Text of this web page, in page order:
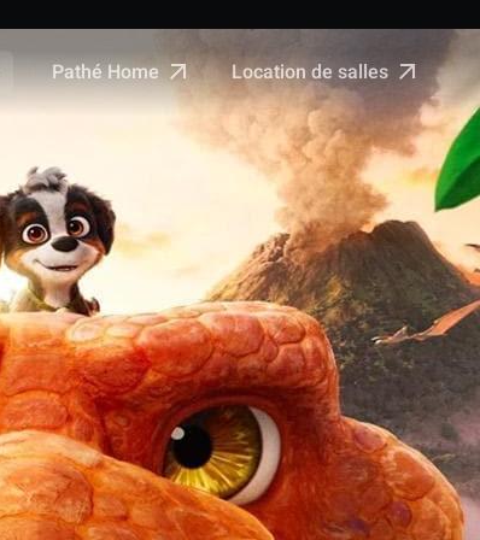
Pathé Home Location de salles